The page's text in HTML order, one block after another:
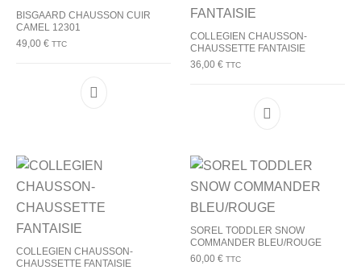
BISGAARD CHAUSSON CUIR
CAMEL 12301
49,00€ TTC
Ce produit a plusieurs variations. Les options
COLLEGIEN CHAUSSON-
CHAUSSETTE FANTAISIE
36,00 € TTC
Ce produit a
COLLEGIEN CHAUSSON-
CHAUSSETTE FANTAISIE
SOREL TODDLER SNOW
COMMANDER BLEU/ROUGE
60,00 € TTC